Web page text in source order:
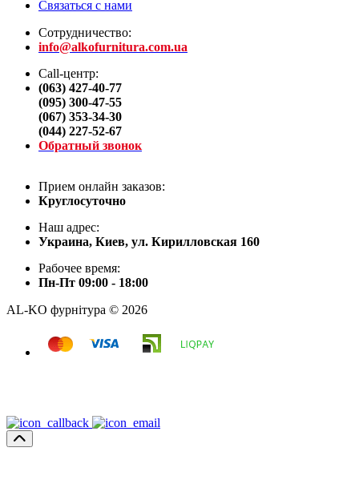
Связаться с нами
Сотрудничество:
info@alkofurnitura.com.ua
Call-центр:
(063) 427-40-77
(095) 300-47-55
(067) 353-34-30
(044) 227-52-67
Обратный звонок
Прием онлайн заказов:
Круглосуточно
Наш адрес:
Украина, Киев, ул. Кирилловская 160
Рабочее время:
Пн-Пт 09:00 - 18:00
AL-KO фурнітура © 2026